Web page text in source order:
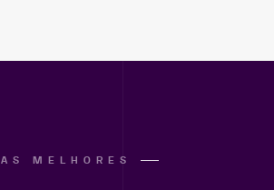
AS MELHORES